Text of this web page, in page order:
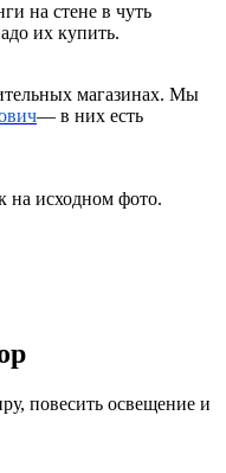
на стене в чуть
их купить.
магазинах. Мы
— в них есть
на исходном фото.
повесить освещение и